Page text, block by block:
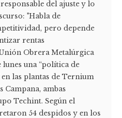
del ajuste y lo
"Habla de
pero depende
rentas
Obrera Metalúrgica
una “política de
las plantas de Ternium
Campana, ambas
Techint. Según el
54 despidos y en los